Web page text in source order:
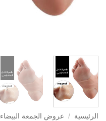
الرئيسية / عروض الجمعة البيضاء